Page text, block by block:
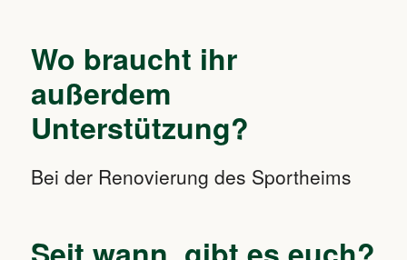
Wo braucht ihr
außerdem
Unterstützung?
Bei der Renovierung des Sportheims